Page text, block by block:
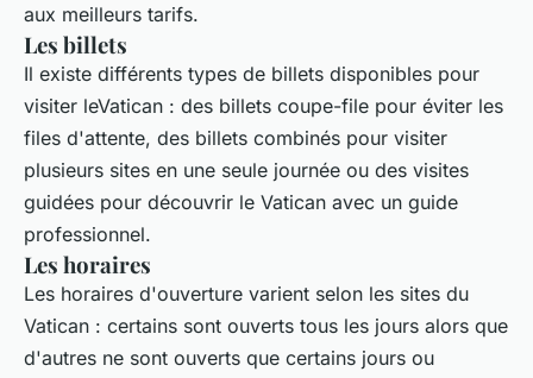
aux meilleurs tarifs.
Les billets
Il existe différents types de billets disponibles pour
visiter leVatican : des billets coupe-file pour éviter les
files d'attente, des billets combinés pour visiter
plusieurs sites en une seule journée ou des visites
guidées pour découvrir le Vatican avec un guide
professionnel.
Les horaires
Les horaires d'ouverture varient selon les sites du
Vatican : certains sont ouverts tous les jours alors que
d'autres ne sont ouverts que certains jours ou